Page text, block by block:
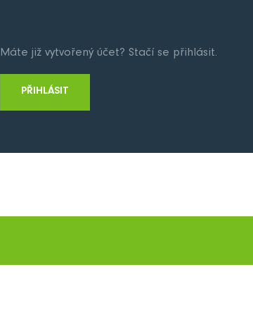
Máte již vytvořený účet? Stačí se přihlásit.
PŘIHLÁSIT